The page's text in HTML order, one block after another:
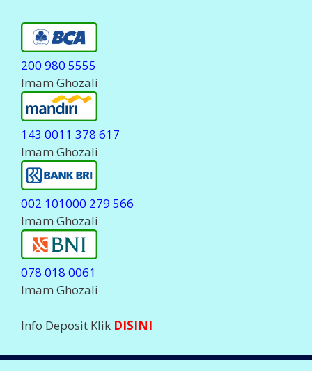
200 980 5555
Imam Ghozali
143 0011 378 617
Imam Ghozali
002 101000 279 566
Imam Ghozali
078 018 0061
Imam Ghozali
Info Deposit Klik DISINI